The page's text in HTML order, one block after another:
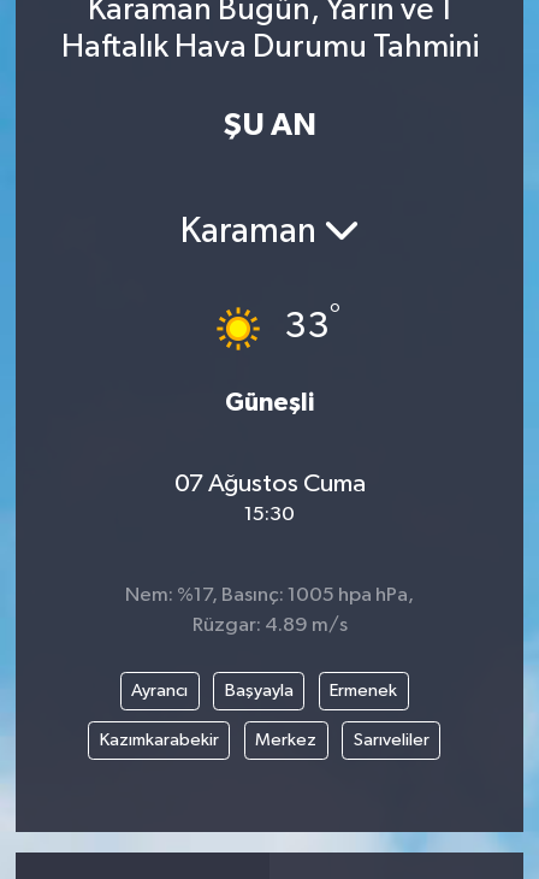
Karaman Bugün, Yarın ve 1
Haftalık Hava Durumu Tahmini
ŞU AN
Karaman
33°
Güneşli
07 Ağustos Cuma
15:30
Nem: %17, Basınç: 1005 hpa hPa,
Rüzgar: 4.89 m/s
Ayrancı Başyayla Ermenek
Kazımkarabekir Merkez Sarıveliler